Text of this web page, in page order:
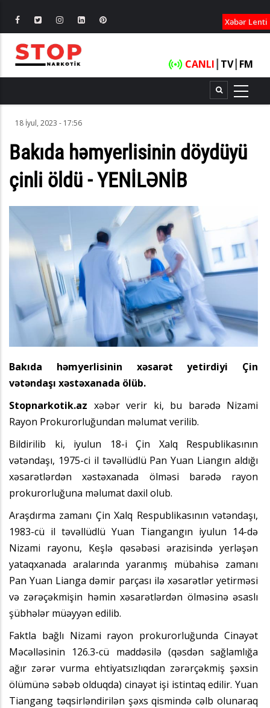
Xəbər Lenti
CANLI TV┃ FM
18 İyul, 2023 - 17:56
Bakıda həmyerlisinin döydüyü
çinli öldü - YENİLƏNİB
Bakıda həmyerlisinin xəsarət yetirdiyi Çin
vətəndaşı xəstəxanada ölüb.
Stopnarkotik.az xəbər verir ki, bu barədə Nizami
Rayon Prokurorluğundan məlumat verilib.
Bildirilib ki, iyulun 18-i Çin Xalq Respublikasının
vətəndaşı, 1975-ci il təvəllüdlü Pan Yuan Liangın aldığı
xəsarətlərdən xəstəxanada ölməsi barədə rayon
prokurorluğuna məlumat daxil olub.
Araşdırma zamanı Çin Xalq Respublikasının vətəndaşı,
1983-cü il təvəllüdlü Yuan Tiangangın iyulun 14-də
Nizami rayonu, Keşlə qəsəbəsi ərazisində yerləşən
yataqxanada aralarında yaranmış mübahisə zamanı
Pan Yuan Lianga dəmir parçası ilə xəsarətlər yetirməsi
və zərəçəkmişin həmin xəsarətlərdən ölməsinə əsaslı
şübhələr müəyyən edilib.
Faktla bağlı Nizami rayon prokurorluğunda Cinayət
Məcəlləsinin 126.3-cü maddəsilə (qəsdən sağlamlığa
ağır zərər vurma ehtiyatsızlıqdan zərərçəkmiş şəxsin
ölümünə səbəb olduqda) cinayət işi istintaq edilir. Yuan
Tiangang təqsirləndirilən şəxs qismində cəlb olunaraq